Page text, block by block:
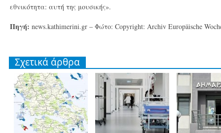
εθνικότητα: αυτή της μουσικής».
Πηγή: news.kathimerini.gr – Φώτο: Copyright: Archiv Europäische
Σχετικά άρθρα